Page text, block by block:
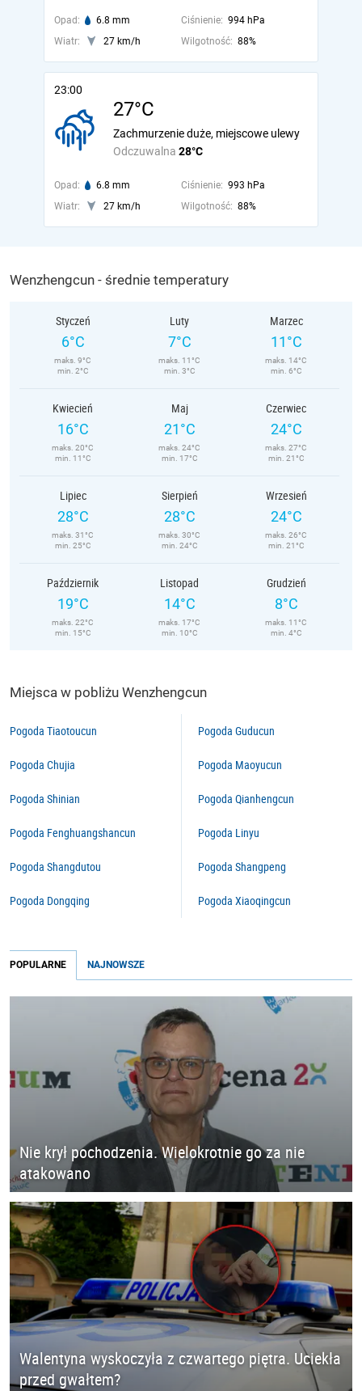
Opad: 6.8 mm Ciśnienie: 994 hPa
Wiatr:
27 km/h Wilgotność: 88%
23:00
27°C
Odczuwalna 28°C
Zachmurzenie duże, miejscowe ulewy
Opad: 6.8 mm Ciśnienie: 993 hPa
Wiatr:
27 km/h Wilgotność: 88%
Wenzhengcun - średnie temperatury
Styczeń
6°C
maks. 9°C
min. 2°C
Luty
7°C
maks. 11°C
min. 3°C
Marzec
11°C
maks. 14°C
min. 6°C
Kwiecień
16°C
maks. 20°C
min. 11°C
Maj
21°C
maks. 24°C
min. 17°C
Czerwiec
24°C
maks. 27°C
min. 21°C
Lipiec
28°C
maks. 31°C
min. 25°C
Sierpień
28°C
maks. 30°C
min. 24°C
Wrzesień
24°C
maks. 26°C
min. 21°C
Październik
19°C
maks. 22°C
min. 15°C
Listopad
14°C
maks. 17°C
min. 10°C
Grudzień
8°C
maks. 11°C
min. 4°C
Miejsca w pobliżu Wenzhengcun
Pogoda Tiaotoucun
Pogoda Chujia
Pogoda Shinian
Pogoda Fenghuangshancun
Pogoda Shangdutou
Pogoda Dongqing
Pogoda Guducun
Pogoda Maoyucun
Pogoda Qianhengcun
Pogoda Linyu
Pogoda Shangpeng
Pogoda Xiaoqingcun
POPULARNE NAJNOWSZE
Nie krył pochodzenia. Wielokrotnie go za nie
atakowano
Walentyna wyskoczyła z czwartego piętra. Uciekła
przed gwałtem?